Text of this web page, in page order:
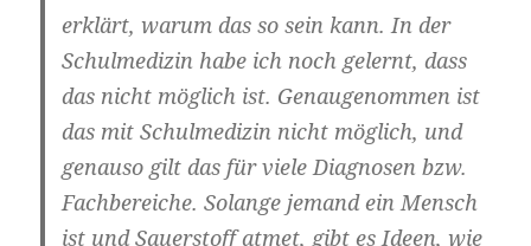
erklärt, warum das so sein kann. In der
Schulmedizin habe ich noch gelernt, dass
das nicht möglich ist. Genaugenommen ist
das mit Schulmedizin nicht möglich, und
genauso gilt das für viele Diagnosen bzw.
Fachbereiche. Solange jemand ein Mensch
ist und Sauerstoff atmet, gibt es Ideen, wie